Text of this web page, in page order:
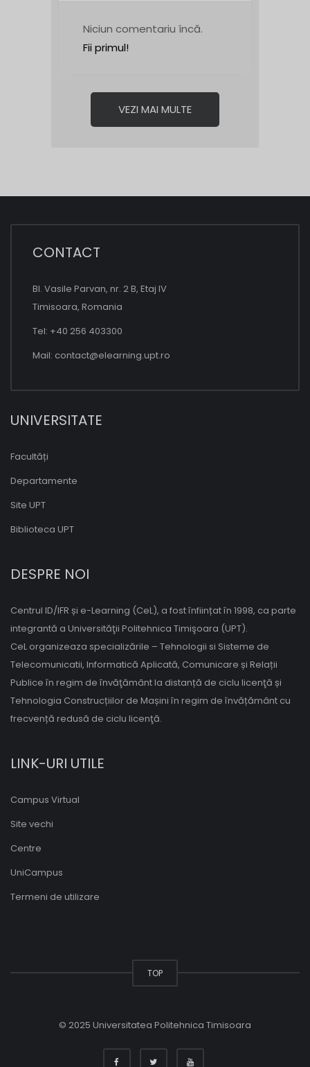
Niciun comentariu încă.
Fii primul!
VEZI MAI MULTE
CONTACT
Bl. Vasile Parvan, nr. 2 B, Etaj IV
Timisoara, Romania
Tel: +40 256 403300
Mail: contact@elearning.upt.ro
UNIVERSITATE
Facultăți
Departamente
Site UPT
Biblioteca UPT
DESPRE NOI
Centrul ID/IFR și e-Learning (CeL), a fost înființat în 1998, ca parte
integrantă a Universităţii Politehnica Timişoara (UPT).
CeL organizeaza specializările – Tehnologii si Sisteme de
Telecomunicatii, Informatică Aplicată, Comunicare și Relații
Publice în regim de învăţământ la distanță de ciclu licenţă și
Tehnologia Construcțiilor de Mașini în regim de învățământ cu
frecvență redusă de ciclu licenţă.
LINK-URI UTILE
Campus Virtual
Site vechi
Centre
UniCampus
Termeni de utilizare
TOP
© 2025 Universitatea Politehnica Timisoara